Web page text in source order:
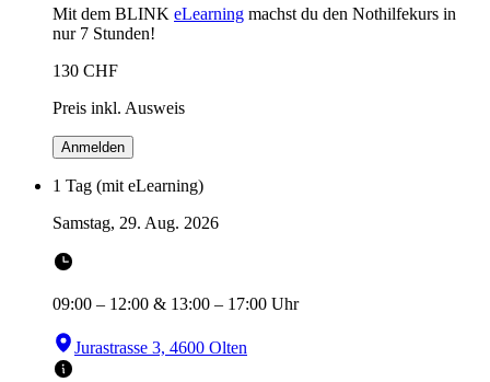
Mit dem BLINK eLearning machst du den Nothilfekurs in
nur 7 Stunden!
130 CHF
Preis inkl. Ausweis
Anmelden
1 Tag (mit eLearning)
Samstag, 29. Aug. 2026
09:00 – 12:00 & 13:00 – 17:00 Uhr
Jurastrasse 3, 4600 Olten